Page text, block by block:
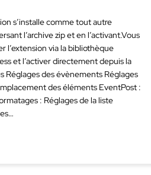
s’installe comme tout autre
l’archive zip et en l’activant.Vous
l’extension via la bibliothèque
et l’activer directement depuis la
Réglages des évènements Réglages
des éléments EventPost :
: Réglages de la liste